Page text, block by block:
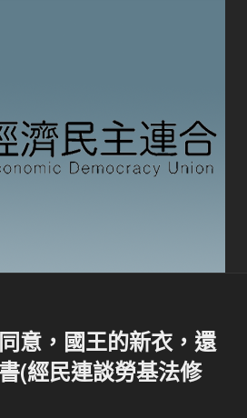
意，國王的新衣，還
(經民連談勞基法修